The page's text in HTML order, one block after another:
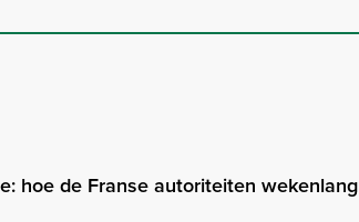
hoe de Franse autoriteiten wekenlang